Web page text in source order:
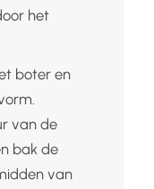
het
boter en
van de
bak de
van